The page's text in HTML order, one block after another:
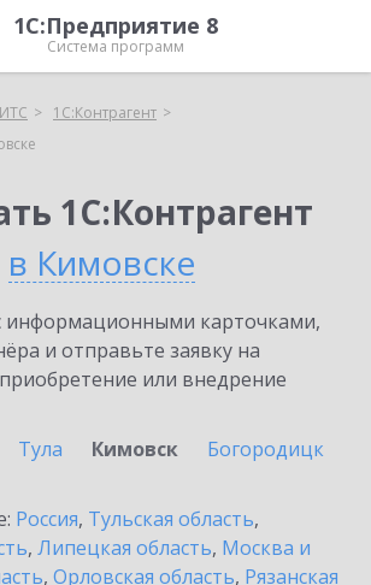
1С:Предприятие 8
Система программ
1С:Контрагент
1С:Контрагент
в Кимовске
информационными карточками,
и отправьте заявку на
или внедрение
Тула Кимовск
Богородицк
Россия, Тульская область,
, Липецкая область, Москва и
, Орловская область, Рязанская